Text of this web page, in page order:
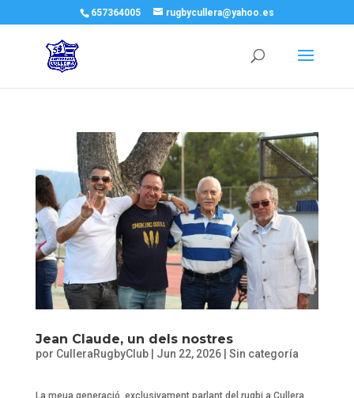
657364005 rugbycullera@yahoo.es
Jean Claude, un dels nostres
por CulleraRugbyClub| Jun 22, 2026| Sin categoría
La meua generació, exclusivament parlant del rugbi a Cullera,